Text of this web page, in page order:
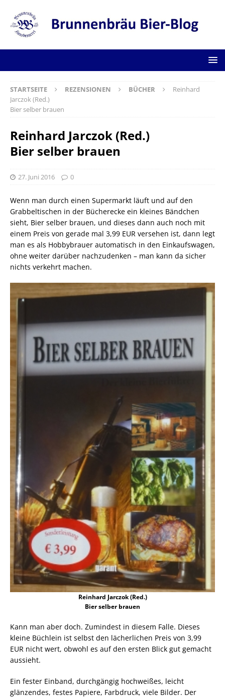
STARTSEITE REZENSIONEN BÜCHER
Reinhard
Jarczok (Red.)
Bier selber brauen
Reinhard Jarczok (Red.)
Bier selber brauen
27. Juni 2016 0
Wenn man durch einen Supermarkt läuft und auf den
Grabbeltischen in der Bücherecke ein kleines Bändchen
sieht, Bier selber brauen, und dieses dann auch noch mit
einem Preis von gerade mal 3,99 EUR versehen ist, dann legt
man es als Hobbybrauer automatisch in den Einkaufswagen,
ohne weiter darüber nachzudenken – man kann da sicher
nichts verkehrt machen.
Reinhard Jarczok (Red.)
Bier selber brauen
Kann man aber doch. Zumindest in diesem Falle. Dieses
kleine Büchlein ist selbst den lächerlichen Preis von 3,99
EUR nicht wert, obwohl es auf den ersten Blick gut gemacht
aussieht.
Ein fester Einband, durchgängig hochweißes, leicht
glänzendes, festes Papiere, Farbdruck, viele Bilder. Der